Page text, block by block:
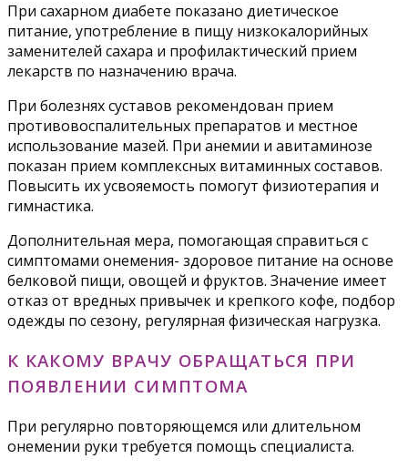
При сахарном диабете показано диетическое
питание, употребление в пищу низкокалорийных
заменителей сахара и профилактический прием
лекарств по назначению врача.
При болезнях суставов рекомендован прием
противовоспалительных препаратов и местное
использование мазей. При анемии и авитаминозе
показан прием комплексных витаминных составов.
Повысить их усвояемость помогут физиотерапия и
гимнастика.
Дополнительная мера, помогающая справиться с
симптомами онемения- здоровое питание на основе
белковой пищи, овощей и фруктов. Значение имеет
отказ от вредных привычек и крепкого кофе, подбор
одежды по сезону, регулярная физическая нагрузка.
К КАКОМУ ВРАЧУ ОБРАЩАТЬСЯ ПРИ
ПОЯВЛЕНИИ СИМПТОМА
При регулярно повторяющемся или длительном
онемении руки требуется помощь специалиста.